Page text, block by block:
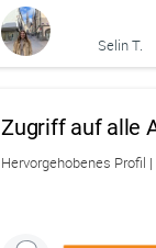
Selin T.
Zugriff auf alle
Hervorgehobenes Profil